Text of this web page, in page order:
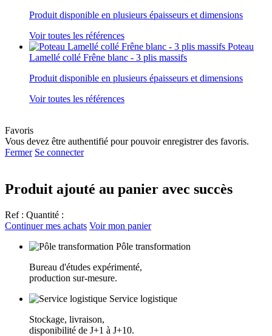
Produit disponible en plusieurs épaisseurs et dimensions
Voir toutes les références
Poteau
Lamellé collé Frêne blanc - 3 plis massifs
Produit disponible en plusieurs épaisseurs et dimensions
Voir toutes les références
Favoris
Vous devez être authentifié pour pouvoir enregistrer des favoris.
Fermer Se connecter
Produit ajouté au panier avec succès
Ref : Quantité :
Continuer mes achats Voir mon panier
Pôle transformation
Bureau d'études expérimenté,
production sur-mesure.
Service logistique
Stockage, livraison,
disponibilité de J+1 à J+10.